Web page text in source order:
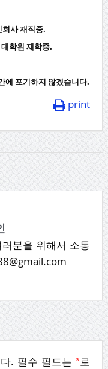
사 재직중.
학원 재학중.
에 포기하지 않겠습니다.
print
분을 위해서 소통
. 필수 필드는*로